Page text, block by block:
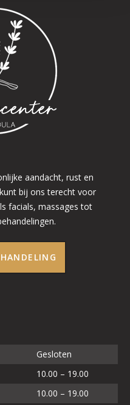
aandacht, rust en
bij ons terecht voor
facials, massages tot
Gesloten
10.00 – 19.00
10.00 – 19.00